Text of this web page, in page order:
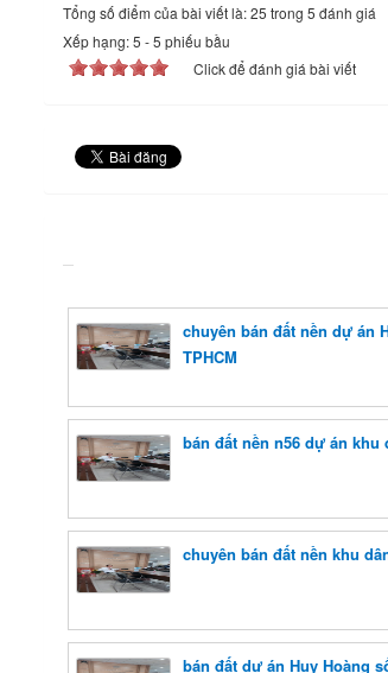
Tổng số điểm của bài viết là: 25 trong 5 đánh giá
Xếp hạng:5 -5 phiếu bầu
Click để đánh giá bài viết
chuyên bán đất nền dự án
TPHCM
bán đất nền n56 dự án khu
chuyên bán đất nền khu
bán đất dự án Huy Hoàng